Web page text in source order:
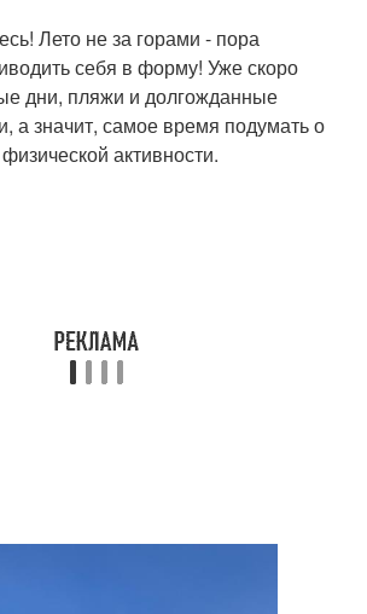
Лето не за горами - пора
себя в форму! Уже скоро
дни, пляжи и долгожданные
а значит, самое время подумать о
активности.